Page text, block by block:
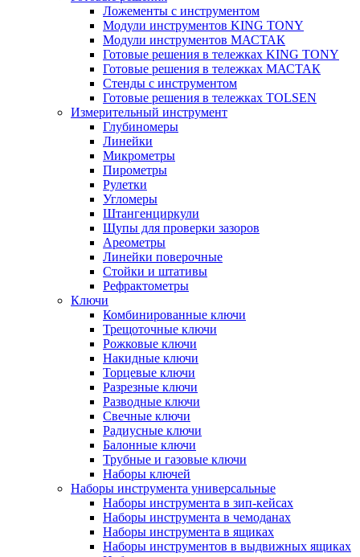
Ложементы с инструментом
Модули инструментов KING TONY
Модули инструментов МАСТАК
Готовые решения в тележках KING TONY
Готовые решения в тележках МАСТАК
Стенды с инструментом
Готовые решения в тележках TOLSEN
Измерительный инструмент
Глубиномеры
Линейки
Микрометры
Пирометры
Рулетки
Угломеры
Штангенциркули
Щупы для проверки зазоров
Ареометры
Линейки поверочные
Стойки и штативы
Рефрактометры
Ключи
Комбинированные ключи
Трещоточные ключи
Рожковые ключи
Накидные ключи
Торцевые ключи
Разрезные ключи
Разводные ключи
Свечные ключи
Радиусные ключи
Балонные ключи
Трубные и газовые ключи
Наборы ключей
Наборы инструмента универсальные
Наборы инструмента в зип-кейсах
Наборы инструмента в чемоданах
Наборы инструмента в ящиках
Наборы инструментов в выдвижных ящиках